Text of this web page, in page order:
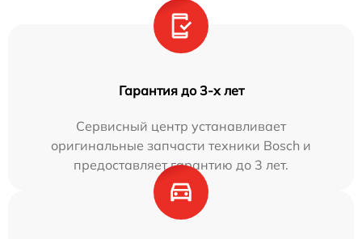
Гарантия до 3-х лет
Сервисный центр устанавливает
оригинальные запчасти техники Bosch и
предоставляет гарантию до 3 лет.